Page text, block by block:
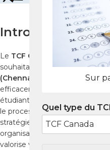
Sur
Quel type du
Introduction
Le TCF Canada
est un test
souhaitant étudier ou
(Chennai)
, de nombreux
efficacement afin d’obtenir
étudiant, professionnel ou
le processus du test, les
stratégies de préparation est
organisation rigoureuse
valorise votre dossier auprès